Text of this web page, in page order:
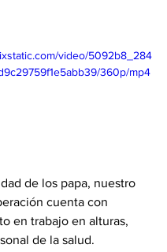
video/5092b8_284
360p/mp4
de los papa, nuestro
cuenta con
en trabajo en alturas,
de la salud.